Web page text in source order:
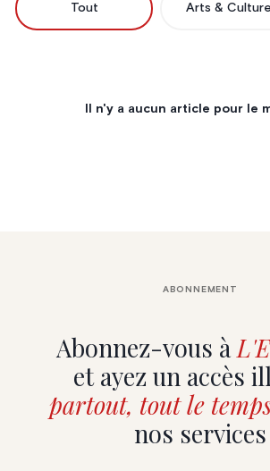
Tout Arts & Culture
Il n'y a aucun article pour le
Abonnez-vous à
et ayez un accès
partout, tout le
nos services
ABONNEMENT